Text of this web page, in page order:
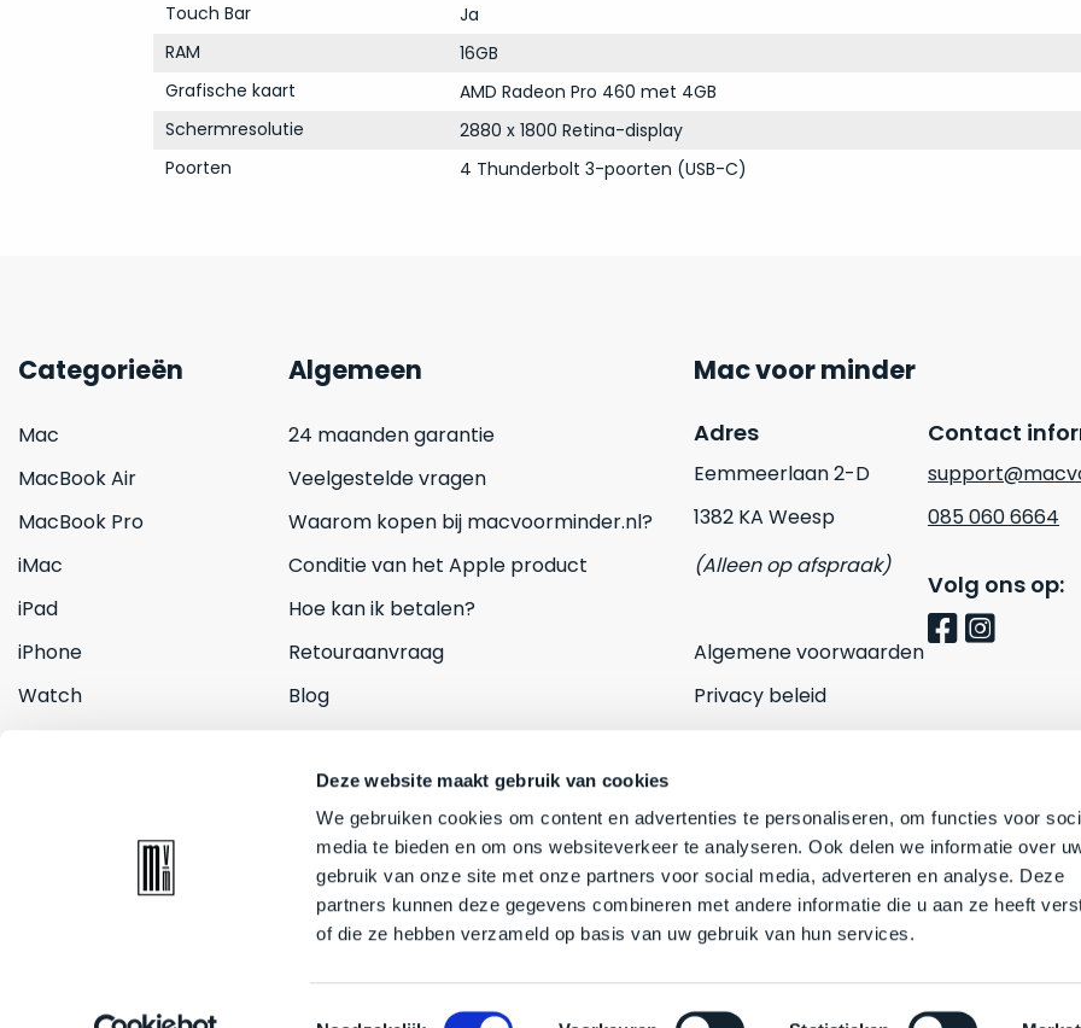
Deze website maakt gebruik van cookies
We gebruiken cookies om content en advertenties te personaliseren, om functies voor
media te bieden en om ons websiteverkeer te analyseren. Ook delen we informatie over
gebruik van onze site met onze partners voor social media, adverteren en analyse. Deze
partners kunnen deze gegevens combineren met andere informatie die u aan ze heeft
of die ze hebben verzameld op basis van uw gebruik van hun services.
Toestemmingsselectie
Touch Bar
Ja
RAM
16GB
Grafische kaart
AMD Radeon Pro 460 met 4GB
Schermresolutie
2880 x 1800 Retina-display
Poorten
4 Thunderbolt 3-poorten (USB-C)
Categorieën
Mac
MacBook Air
MacBook Pro
iMac
iPad
iPhone
Watch
Algemeen
24 maanden garantie
Veelgestelde vragen
Waarom kopen bij macvoorminder.nl?
Conditie van het Apple product
Hoe kan ik betalen?
Retouraanvraag
Blog
Mac voor minder
Adres
Eemmeerlaan 2-D
1382 KA Weesp
(Alleen op afspraak)
Algemene voorwaarden
Privacy beleid
Contact
085 060 6664
Volg ons op: